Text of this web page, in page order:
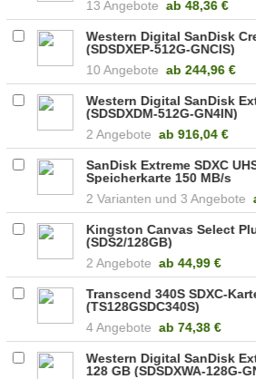
13 Angebote ab48,36 €
Western Digital SanDisk
(SDSDXEP-512G-GNCIS)
10 Angebote ab 244,96 €
Western Digital SanDisk
(SDSDXDM-512G-GN4IN)
2 Angebote ab 916,04 €
SanDisk Extreme SDXC
Speicherkarte 150 MB/s
2
3 Angebote
Kingston Canvas Select
(SDS2/128GB)
2 Angebote ab44,99 €
Transcend 340S SDXC-
(TS128GSDC340S)
4 Angebote ab 74,38 €
Western Digital SanDisk
128 GB (SDSDXWA-128G-